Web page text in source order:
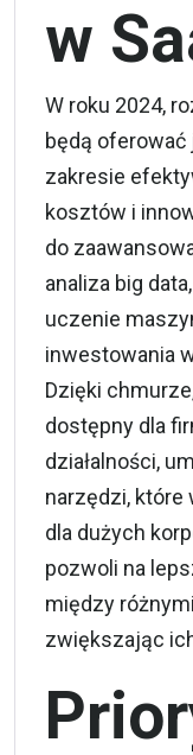
w
W roku 2024,
będą
zakresie
kosztów i
do
analiza big
uczenie
inwestowania
Dzięki
dostępny dla
działalności,
narzędzi, które
dla dużych
pozwoli na
między
zwiększając